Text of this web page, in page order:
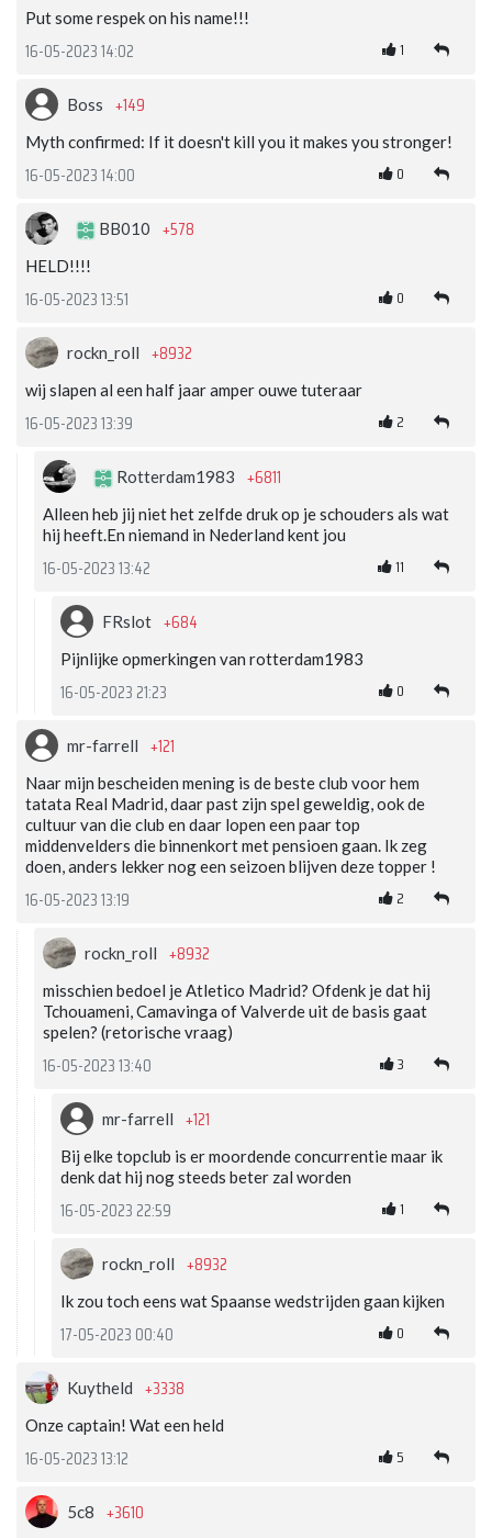
Put some respek on his name!!!
16-05-2023 14:02 1
Boss +149
Myth confirmed: If it doesn't kill you it makes you stronger!
16-05-2023 14:00 0
BB010 +578
HELD!!!!
16-05-2023 13:51 0
rockn_roll +8932
wij slapen al een half jaar amper ouwe tuteraar
16-05-2023 13:39 2
Rotterdam1983 +6811
Alleen heb jij niet het zelfde druk op je schouders als wat
hij heeft.En niemand in Nederland kent jou
16-05-2023 13:42 11
FRslot +684
Pijnlijke opmerkingen van rotterdam1983
16-05-2023 21:23 0
mr-farrell +121
Naar mijn bescheiden mening is de beste club voor hem
tatata Real Madrid, daar past zijn spel geweldig, ook de
cultuur van die club en daar lopen een paar top
middenvelders die binnenkort met pensioen gaan. Ik zeg
doen, anders lekker nog een seizoen blijven deze topper !
16-05-2023 13:19 2
rockn_roll +8932
misschien bedoel je Atletico Madrid? Ofdenk je dat hij
Tchouameni, Camavinga of Valverde uit de basis gaat
spelen? (retorische vraag)
16-05-2023 13:40 3
mr-farrell +121
Bij elke topclub is er moordende concurrentie maar ik
denk dat hij nog steeds beter zal worden
16-05-2023 22:59 1
rockn_roll +8932
Ik zou toch eens wat Spaanse wedstrijden gaan kijken
17-05-2023 00:40 0
Kuytheld +3338
Onze captain! Wat een held
16-05-2023 13:12 5
5c8 +3610